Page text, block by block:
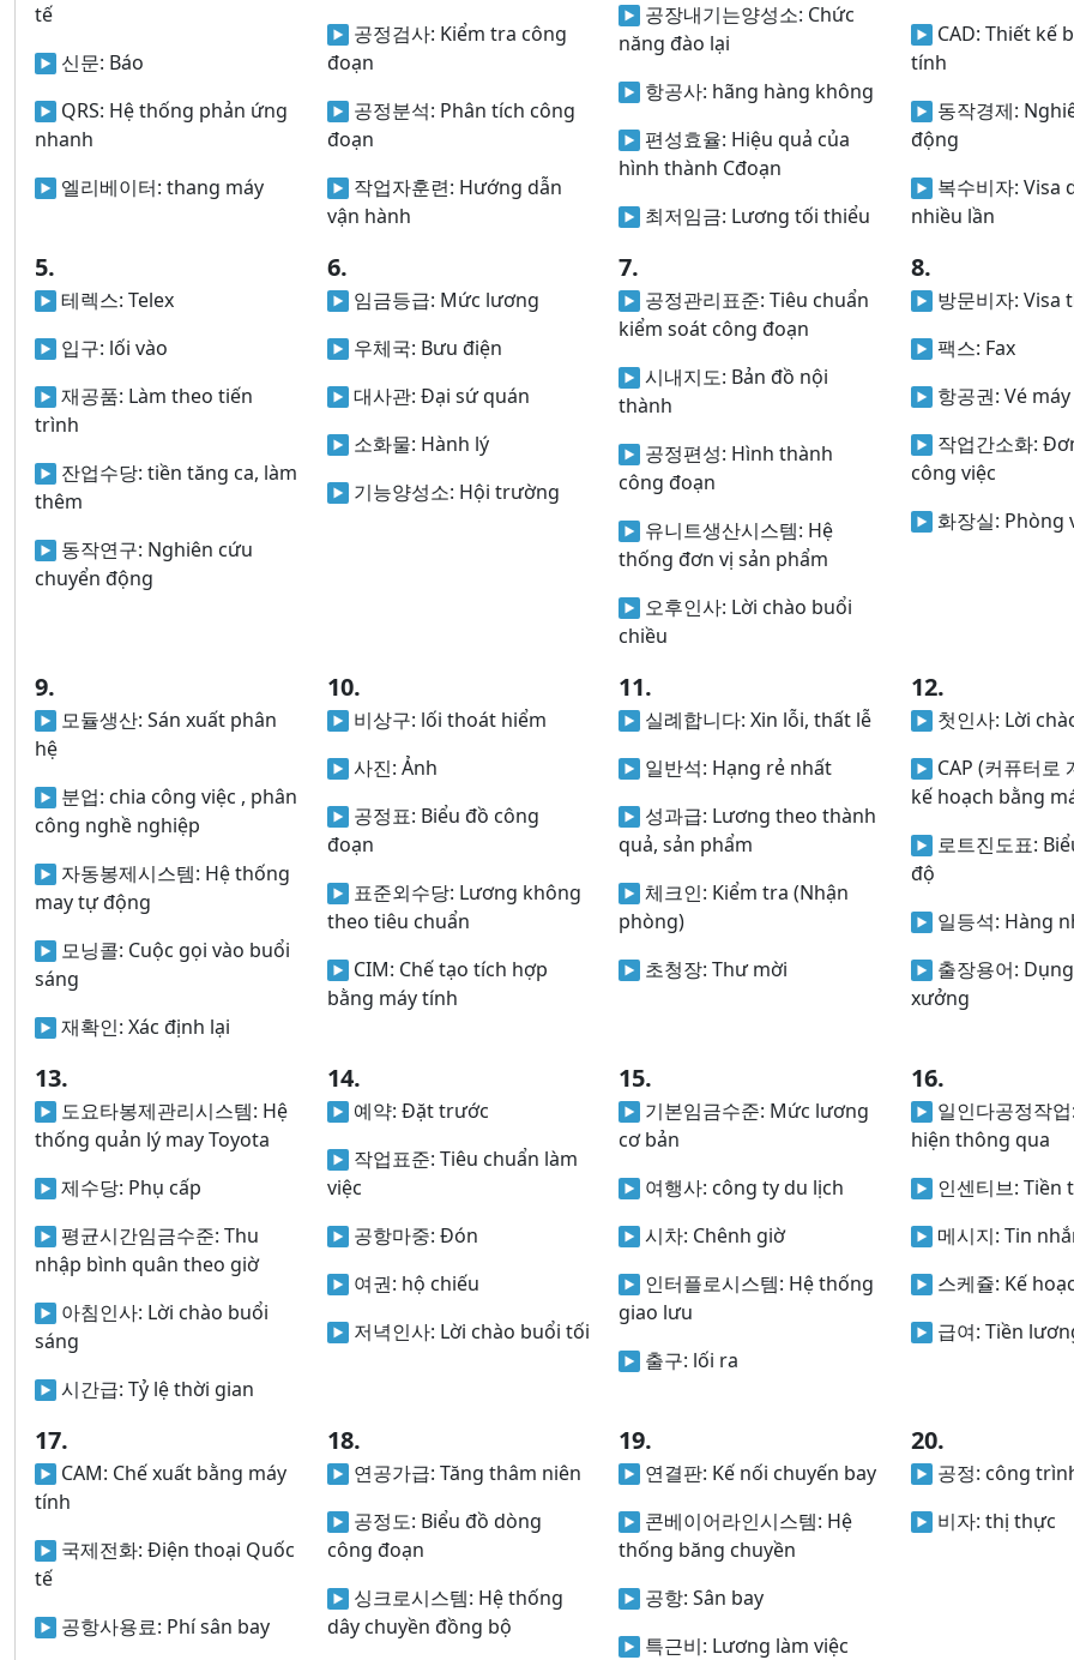
tế
신문: Báo
QRS: Hệ thống phản ứng
nhanh
엘리베이터: thang máy
공정검사: Kiểm tra công
đoạn
공정분석: Phân tích công
đoạn
작업자훈련: Hướng dẫn
vận hành
공장내기는양성소: Chức
năng đào lại
항공사: hãng hàng không
편성효율: Hiệu quả của
hình thành Cđoạn
최저임금: Lương tối thiểu
CAD: Thiết kế
tính
동작경제:
động
복수비자: Visa
nhiều lần
5.
테렉스: Telex
입구: lối vào
재공품: Làm theo tiến
trình
잔업수당: tiền tăng ca, làm
thêm
동작연구: Nghiên cứu
chuyển động
6.
임금등급: Mức lương
우체국: Bưu điện
대사관: Đại sứ quán
소화물: Hành lý
기능양성소: Hội trường
7.
공정관리표준: Tiêu chuẩn
kiểm soát công đoạn
시내지도: Bản đồ nội
thành
공정편성: Hình thành
công đoạn
유니트생산시스템: Hệ
thống đơn vị sản phẩm
오후인사: Lời chào buổi
chiều
8.
방문비자: Visa
팩스: Fax
항공권: Vé
작업간소화:
công việc
화장실: Phòng
9.
모듈생산: Sán xuất phân
hệ
분업: chia công việc , phân
công nghề nghiệp
자동봉제시스템: Hệ thống
may tự động
모닝콜: Cuộc gọi vào buổi
sáng
재확인: Xác định lại
10.
비상구: lối thoát hiểm
사진: Ảnh
공정표: Biểu đồ công
đoạn
표준외수당: Lương không
theo tiêu chuẩn
CIM: Chế tạo tích hợp
bằng máy tính
11.
실례합니다: Xin lỗi, thất lễ
일반석: Hạng rẻ nhất
성과급: Lương theo thành
quả, sản phẩm
체크인: Kiểm tra (Nhận
phòng)
초청장: Thư mời
12.
첫인사: Lời
CAP (커퓨터로
kế hoạch bằng
로트진도표:
độ
일등석: Hàng
출장용어:
xưởng
13.
도요타봉제관리시스템: Hệ
thống quản lý may Toyota
제수당: Phụ cấp
평균시간임금수준: Thu
nhập bình quân theo giờ
아침인사: Lời chào buổi
sáng
시간급: Tỷ lệ thời gian
14.
예약: Đặt trước
작업표준: Tiêu chuẩn làm
việc
공항마중: Đón
여권: hộ chiếu
저녁인사: Lời chào buổi tối
15.
기본임금수준: Mức lương
cơ bản
여행사: công ty du lịch
시차: Chênh giờ
인터플로시스템: Hệ thống
giao lưu
출구: lối ra
16.
일인다공정작업:
hiện thông qua
인센티브: Tiền
메시지: Tin
스케쥴: Kế
급여: Tiền
17.
CAM: Chế xuất bằng máy
tính
국제전화: Điện thoại Quốc
tế
공항사용료: Phí sân bay
18.
연공가급: Tăng thâm niên
공정도: Biểu đồ dòng
công đoạn
싱크로시스템: Hệ thống
dây chuyền đồng bộ
19.
연결판: Kế nối chuyến bay
콘베이어라인시스템: Hệ
thống băng chuyền
공항: Sân bay
특근비: Lương làm việc
20.
공정: công
비자: thị thực